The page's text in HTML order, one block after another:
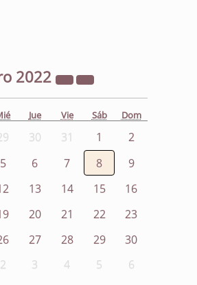
2022
Jue Vie Sáb Dom
30 31 1
2
5 6 7 8
9
13 14 15
16
20 21 22
23
27 28 29
30
2 3 4 5 6